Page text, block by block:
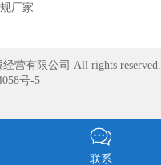
厂家
营有限公司 All rights reserved.
号-5

联系